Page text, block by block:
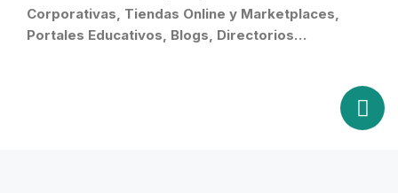
Corporativas, Tiendas Online y Marketplaces,
Portales Educativos, Blogs, Directorios…